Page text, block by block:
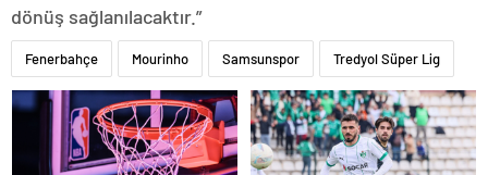
dönüş sağlanılacaktır.”
Fenerbahçe Mourinho Samsunspor Tredyol Süper Lig